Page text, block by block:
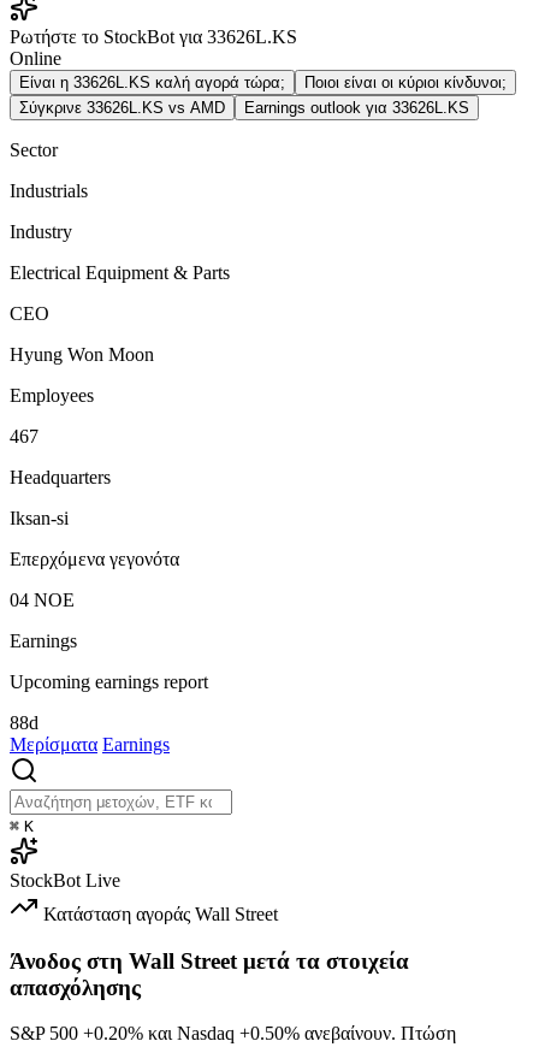
Ρωτήστε το StockBot για 33626L.KS
Online
Είναι η 33626L.KS καλή αγορά τώρα;
Ποιοι είναι οι κύριοι κίνδυνοι;
Σύγκρινε 33626L.KS vs AMD
Earnings outlook για 33626L.KS
Sector
Industrials
Industry
Electrical Equipment & Parts
CEO
Hyung Won Moon
Employees
467
Headquarters
Iksan-si
Επερχόμενα γεγονότα
04 ΝΟΕ
Earnings
Upcoming earnings report
88d
Μερίσματα Earnings
⌘ K
StockBot Live
Κατάσταση αγοράς Wall Street
Άνοδος στη Wall Street μετά τα στοιχεία
απασχόλησης
S&P 500 +0.20% και Nasdaq +0.50% ανεβαίνουν. Πτώση